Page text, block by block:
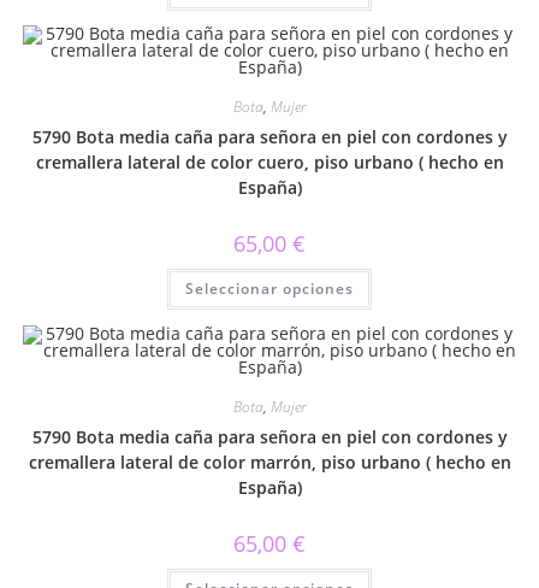
tiene
múltiples
variantes.
Las
elegir
en
la
página
Bota, Mujer
5790 Bota media caña para señora en piel con cordones y
cremallera lateral de color cuero, piso urbano ( hecho en
España)
65,00 €
Seleccionar opciones
Este
tiene
múltiples
variantes.
Las
elegir
en
la
Bota, Mujer
5790 Bota media caña para señora en piel con cordones y
cremallera lateral de color marrón, piso urbano ( hecho en
España)
65,00 €
Este